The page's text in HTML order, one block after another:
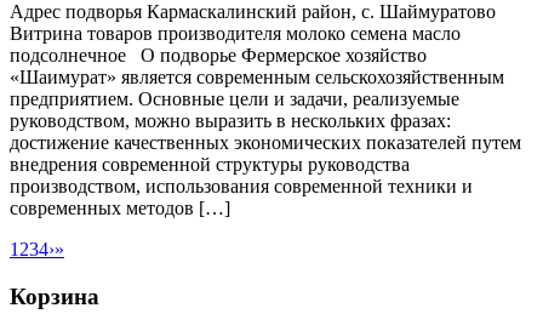
Адрес подворья Кармаскалинский район, с. Шаймуратово
Витрина товаров производителя молоко семена масло
подсолнечное О подворье Фермерское хозяйство
«Шаимурат» является современным сельскохозяйственным
предприятием. Основные цели и задачи, реализуемые
руководством, можно выразить в нескольких фразах:
достижение качественных экономических показателей путем
внедрения современной структуры руководства
производством, использования современной техники и
современных методов […]
1 234›»
Корзина